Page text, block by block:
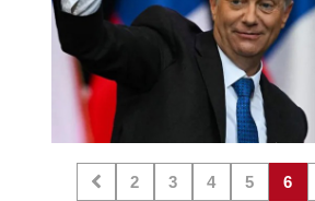
2 3 4 5 6